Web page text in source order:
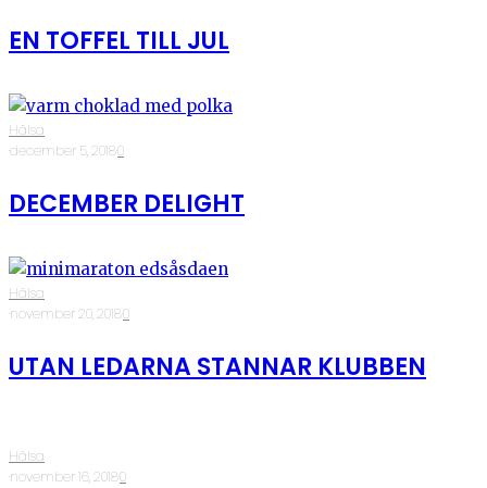
EN TOFFEL TILL JUL
Hälsa
·december 5, 2018·0
DECEMBER DELIGHT
Hälsa
·november 20, 2018·0
UTAN LEDARNA STANNAR KLUBBEN
Hälsa
·november 16, 2018·0